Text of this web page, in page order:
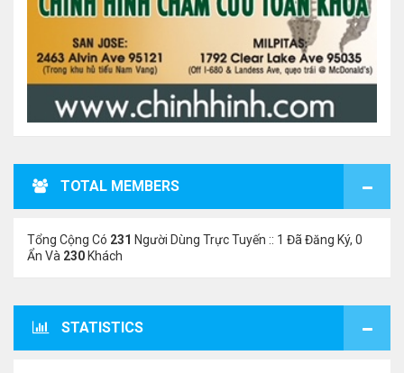
TOTAL MEMBERS
Tổng Cộng Có 231 Người Dùng Trực Tuyến :: 1 Đã Đăng Ký, 0
Ẩn Và 230 Khách
STATISTICS